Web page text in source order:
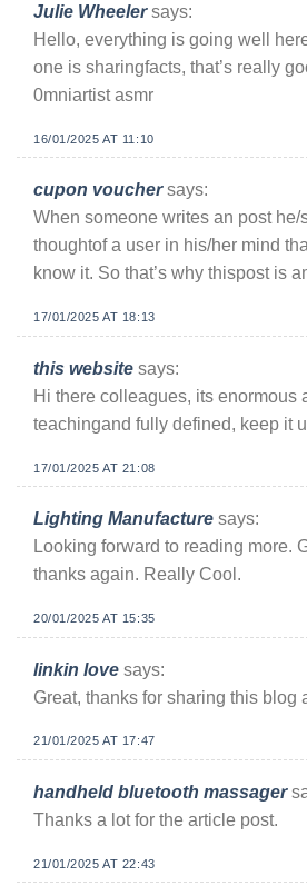
Julie Wheeler says:
Hello, everything is going well
one is sharingfacts, that’s really
0mniartist asmr
16/01/2025 AT 11:10
cupon voucher says:
When someone writes an post he/
thoughtof a user in his/her mind
know it. So that’s why thispost is
17/01/2025 AT 18:13
this website says:
Hi there colleagues, its enormous
teachingand fully defined, keep it
17/01/2025 AT 21:08
Lighting Manufacture says:
Looking forward to reading more.
thanks again. Really Cool.
20/01/2025 AT 15:35
linkin love says:
Great, thanks for sharing this blog
21/01/2025 AT 17:47
handheld bluetooth massager
Thanks a lot for the article post.
21/01/2025 AT 22:43